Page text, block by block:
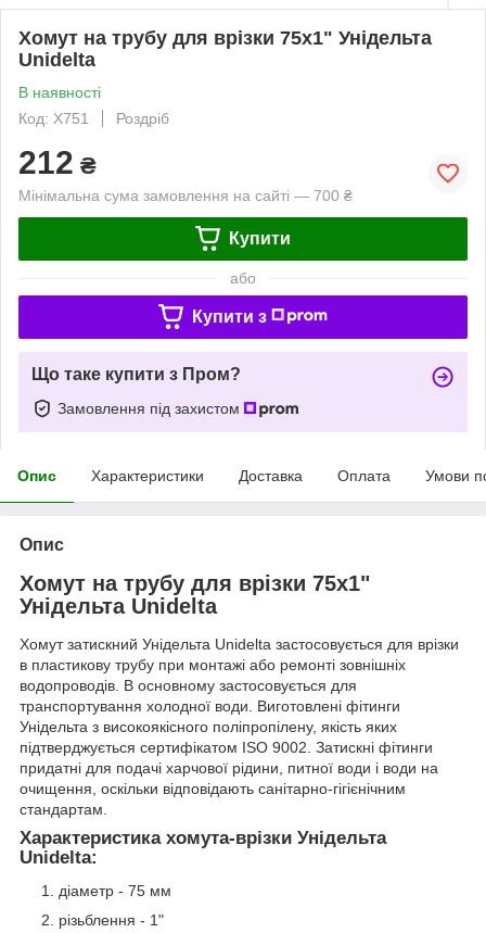
Хомут на трубу для врізки 75х1" Унідельта
Unidelta
В наявності
Код: Х751
Роздріб
212 ₴
Мінімальна сума замовлення на сайті — 700 ₴
Купити
або
Купити з
Що таке купити з Пром?
Замовлення під захистом
Опис Характеристики Доставка Оплата Умови
Опис
Хомут на трубу для врізки 75х1"
Унідельта Unidelta
Хомут затискний Унідельта Unidelta застосовується для врізки
в пластикову трубу при монтажі або ремонті зовнішніх
водопроводів. В основному застосовується для
транспортування холодної води. Виготовлені фітинги
Унідельта з високоякісного поліпропілену, якість яких
підтверджується сертифікатом ISO 9002. Затискні фітинги
придатні для подачі харчової рідини, питної води і води на
очищення, оскільки відповідають санітарно-гігієнічним
стандартам.
Характеристика хомута-врізки Унідельта
Unidelta:
діаметр - 75 мм
різьблення - 1"